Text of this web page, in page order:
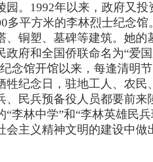
园。1992年以来，政府又投
多平方米的李林烈士纪念馆
、铜塑、墓碑等建筑。她的
政府和全国侨联命名为“爱
念馆开馆以来，每逢清明
牲纪念日，驻地工人、农民
、民兵预备役人员都要前来
“李林中学”和“李林英雄民
会主义精神文明的建设中做